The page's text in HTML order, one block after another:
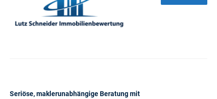
Seriöse, maklerunabhängige Beratung mit